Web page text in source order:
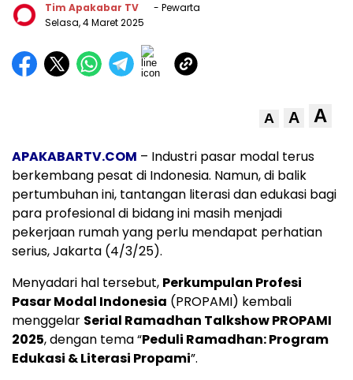
Tim Apakabar TV
- Pewarta
Selasa, 4 Maret 2025
A A A
APAKABARTV.COM – Industri pasar modal terus
berkembang pesat di Indonesia. Namun, di balik
pertumbuhan ini, tantangan literasi dan edukasi bagi
para profesional di bidang ini masih menjadi
pekerjaan rumah yang perlu mendapat perhatian
serius, Jakarta (4/3/25).
Menyadari hal tersebut, Perkumpulan Profesi
Pasar Modal Indonesia (PROPAMI) kembali
menggelar Serial Ramadhan Talkshow PROPAMI
2025, dengan tema “Peduli Ramadhan: Program
Edukasi & Literasi Propami”.